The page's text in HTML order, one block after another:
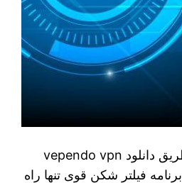
دانلود vependo vpn برنامه فیلتر شکن قوی تنها راه